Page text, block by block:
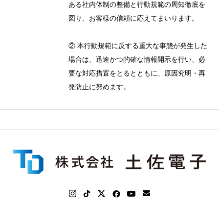
ある社内体制の整備と行動規範の周知徹底を
図り、お客様の信頼に応えてまいります。
② 本行動規範に反する重大な事態が発生した
場合は、迅速かつ的確な情報開示を行い、必
要な対応措置をとるとともに、原因究明・再
発防止に努めます。